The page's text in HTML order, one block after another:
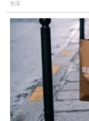
生活